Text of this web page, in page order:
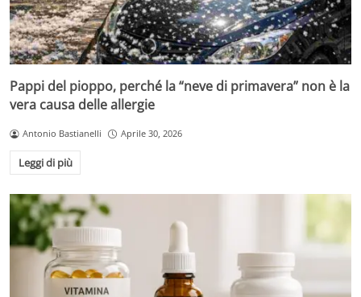
Pappi del pioppo, perché la “neve di primavera” non è la
vera causa delle allergie
Antonio Bastianelli Aprile 30, 2026
Leggi di più